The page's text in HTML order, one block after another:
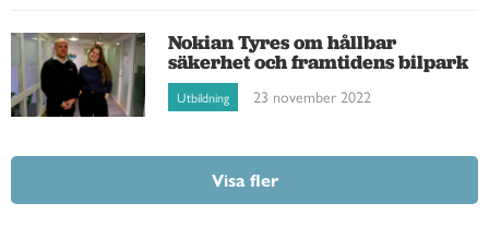
Nokian Tyres om hållbar
säkerhet och framtidens bilpark
Utbildning 23 november 2022
Visa fler